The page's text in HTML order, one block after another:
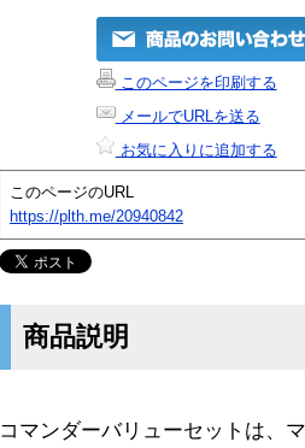
このページを印刷する
メールでURLを送る
お気に入りに追加する
このページのURL
https://plth.me/20940842
商品説明
コマンダーバリューセットは、